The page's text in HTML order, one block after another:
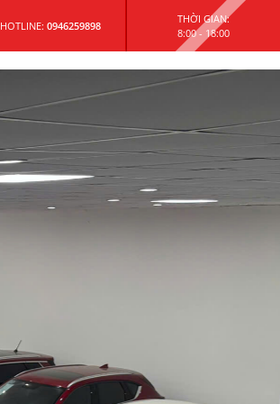
HOTLINE: 0946259898
THỜI GIAN:
8:00 - 18:00